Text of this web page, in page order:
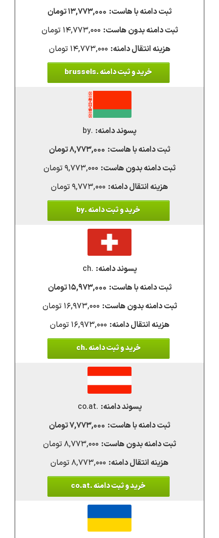
۱۳,۷۷۳,۰۰۰ تومان
۱۴,۷۷۳,۰۰۰ تومان
۱۴,۷۷۳,۰۰۰ تومان
خرید و ثبت دامنه .brussels
.by
۸,۷۷۳,۰۰۰ تومان
۹,۷۷۳,۰۰۰ تومان
۹,۷۷۳,۰۰۰ تومان
خرید و ثبت دامنه .by
.ch
۱۵,۹۷۳,۰۰۰ تومان
۱۶,۹۷۳,۰۰۰ تومان
۱۶,۹۷۳,۰۰۰ تومان
خرید و ثبت دامنه .ch
.co.at
۷,۷۷۳,۰۰۰ تومان
۸,۷۷۳,۰۰۰ تومان
۸,۷۷۳,۰۰۰ تومان
خرید و ثبت دامنه .co.at